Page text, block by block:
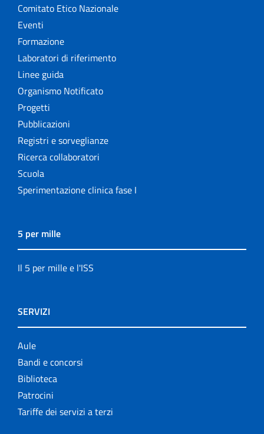
Comitato Etico Nazionale
Eventi
Formazione
Laboratori di riferimento
Linee guida
Organismo Notificato
Progetti
Pubblicazioni
Registri e sorveglianze
Ricerca collaboratori
Scuola
Sperimentazione clinica fase I
5 per mille
Il 5 per mille e l'ISS
SERVIZI
Aule
Bandi e concorsi
Biblioteca
Patrocini
Tariffe dei servizi a terzi